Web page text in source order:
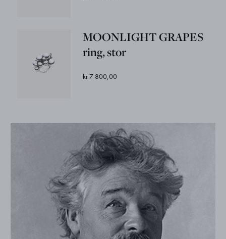
MOONLIGHT GRAPES
ring, stor
kr 7 800,00